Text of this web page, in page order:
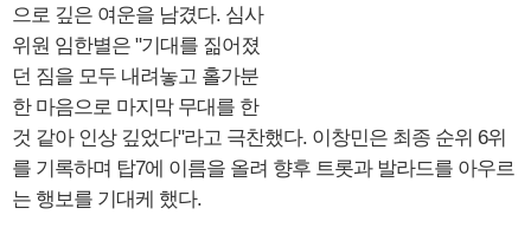
으로 깊은 여운을 남겼다. 심사
위원 임한별은 "기대를 짊어졌
던 짐을 모두 내려놓고 홀가분
한 마음으로 마지막 무대를 한
것 같아 인상 깊었다"라고 극찬했다. 이창민은 최종 순위 6위
를 기록하며 탑7에 이름을 올려 향후 트롯과 발라드를 아우르
는 행보를 기대케 했다.